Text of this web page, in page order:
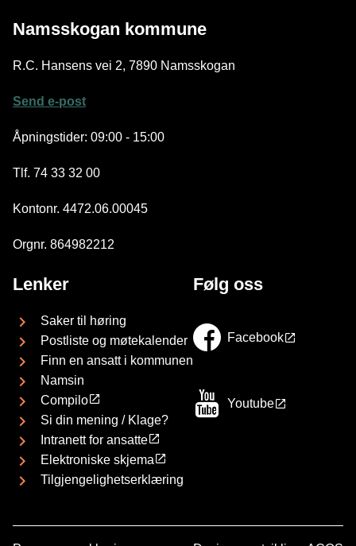
Namsskogan kommune
R.C. Hansens vei 2, 7890 Namsskogan
Send e-post
Åpningstider: 09:00 - 15:00
Tlf. 74 33 32 00
Kontonr. 4472.06.00045
Orgnr. 864982212
Lenker
Saker til høring
Postliste og møtekalender
Finn en ansatt i kommunen
Namsin
Compilo
Si din mening / Klage?
Intranett for ansatte
Elektroniske skjema
Tilgjengelighetserklæring
Følg oss
Facebook
Youtube